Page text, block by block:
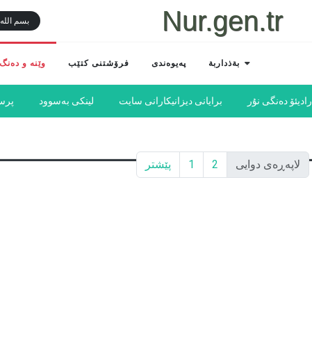
Nur.gen.tr بسم
وێنە و دەنگ فرۆشتنی کتێب پەیوەندی بةذداربة
لینكی بەسوود برایانی دیزانیكارانی سایت رادیئۆ دەنگی نۇر
پێشتر 1 2 لاپەڕەی دوایی